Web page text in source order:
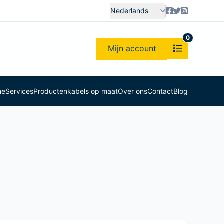
Nederlands
Mijn account
0
ServicesProductenkabels op maatOver onsContactBlog